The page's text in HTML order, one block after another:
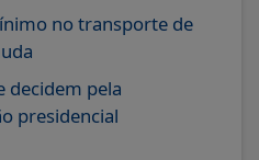
no transporte de
decidem pela
presidencial